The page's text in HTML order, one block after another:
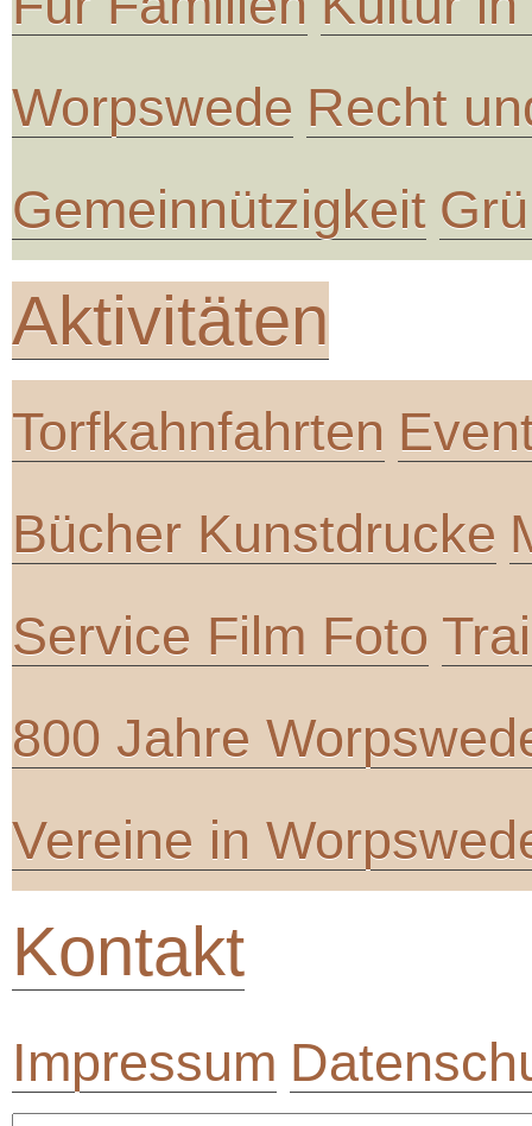
Worpswede Recht
Gemeinnützigkeit
Aktivitäten
Torfkahnfahrten
Bücher Kunstdrucke
Service Film Foto
800 Jahre
Vereine in
Kontakt
Impressum